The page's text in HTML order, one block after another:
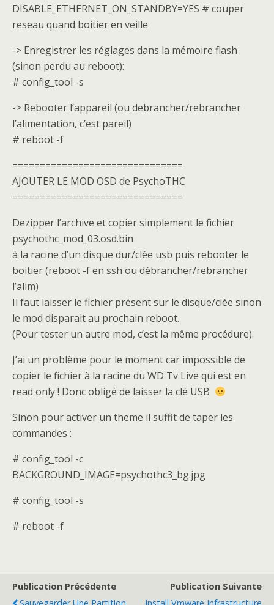
DISABLE_ETHERNET_ON_STANDBY=YES # couper
reseau quand boitier en veille
-> Enregistrer les réglages dans la mémoire flash
(sinon perdu au reboot):
# config_tool -s
-> Rebooter l’appareil (ou debrancher/rebrancher
l’alimentation, c’est pareil)
# reboot -f
===============================
AJOUTER LE MOD OSD de PsychoTHC
===============================
Dezipper l’archive et copier simplement le fichier
psychothc_mod_03.osd.bin
à la racine d’un disque dur/clée usb puis rebooter le
boitier (reboot -f en ssh ou débrancher/rebrancher
l’alim)
Il faut laisser le fichier présent sur le disque/clée sinon
le mod disparait au prochain reboot.
(Pour tester un autre mod, c’est la même procédure).
J’ai un problème pour le moment car impossible de
copier le fichier à la racine du WD Tv Live qui est en
read only ! Donc obligé de laisser la clé USB
Sinon pour activer un theme il suffit de taper les
commandes :
# config_tool -c
BACKGROUND_IMAGE=psychothc3_bg.jpg
# config_tool -s
# reboot -f
Publication Précédente
Publication Suivante